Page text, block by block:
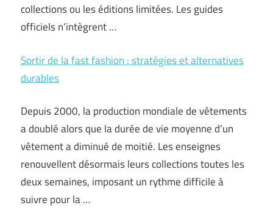
collections ou les éditions limitées. Les guides
officiels n’intègrent …
Sortir de la fast fashion : stratégies et alternatives
durables
Depuis 2000, la production mondiale de vêtements
a doublé alors que la durée de vie moyenne d’un
vêtement a diminué de moitié. Les enseignes
renouvellent désormais leurs collections toutes les
deux semaines, imposant un rythme difficile à
suivre pour la …